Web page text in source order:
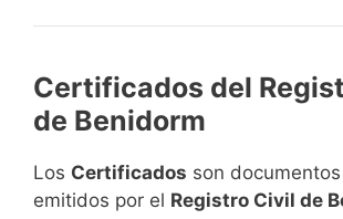
Certificados del
de Benidorm
Los Certificados son
emitidos por el Registro Civil de